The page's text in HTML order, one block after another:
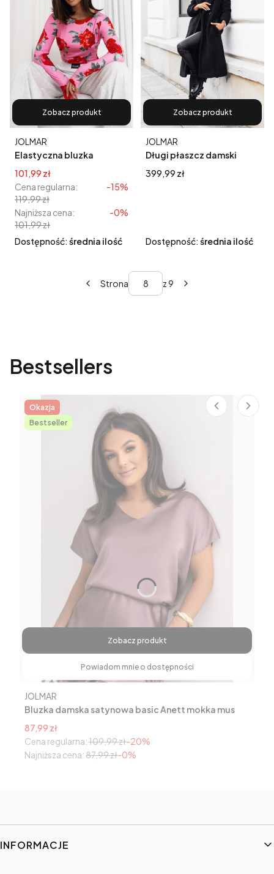
Zobacz produkt
Elastyczna bluzka
fuksja
Producent
JOLMAR
Cena promocyjna
101,99 zł
Cena regularna:
119,99 zł
-15%
Najniższa cena:
101,99 zł
-0%
Dostępność: średnia ilość
Zobacz produkt
Długi płaszcz damski
baranek czarny
Producent
JOLMAR
Cena
399,99 zł
Dostępność: średnia ilość
Strona z 9
Bestsellers
Okazja
Bestseller
Zobacz produkt
Powiadom mnie o dostępności
Bluzka damska satynowa basic Anett mokka mus
Producent
JOLMAR
Cena promocyjna
87,99 zł
Cena regularna:109,99 zł-20%
Najniższa cena:87,99 zł-0%
Linki w stopce
INFORMACJE